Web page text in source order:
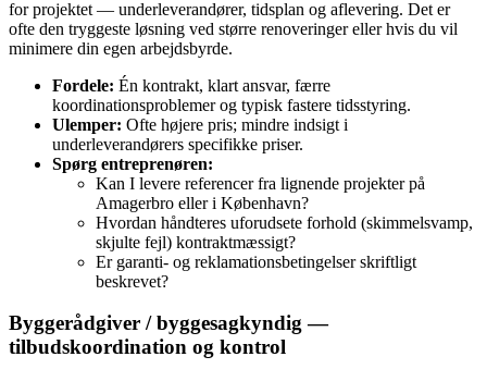
for projektet — underleverandører, tidsplan og aflevering. Det er
ofte den tryggeste løsning ved større renoveringer eller hvis du vil
minimere din egen arbejdsbyrde.
Fordele: Én kontrakt, klart ansvar, færre
koordinationsproblemer og typisk fastere tidsstyring.
Ulemper: Ofte højere pris; mindre indsigt i
underleverandørers specifikke priser.
Spørg entreprenøren:
Kan I levere referencer fra lignende projekter på
Amagerbro eller i København?
Hvordan håndteres uforudsete forhold (skimmelsvamp,
skjulte fejl) kontraktmæssigt?
Er garanti- og reklamationsbetingelser skriftligt
beskrevet?
Byggerådgiver / byggesagkyndig —
tilbudskoordination og kontrol